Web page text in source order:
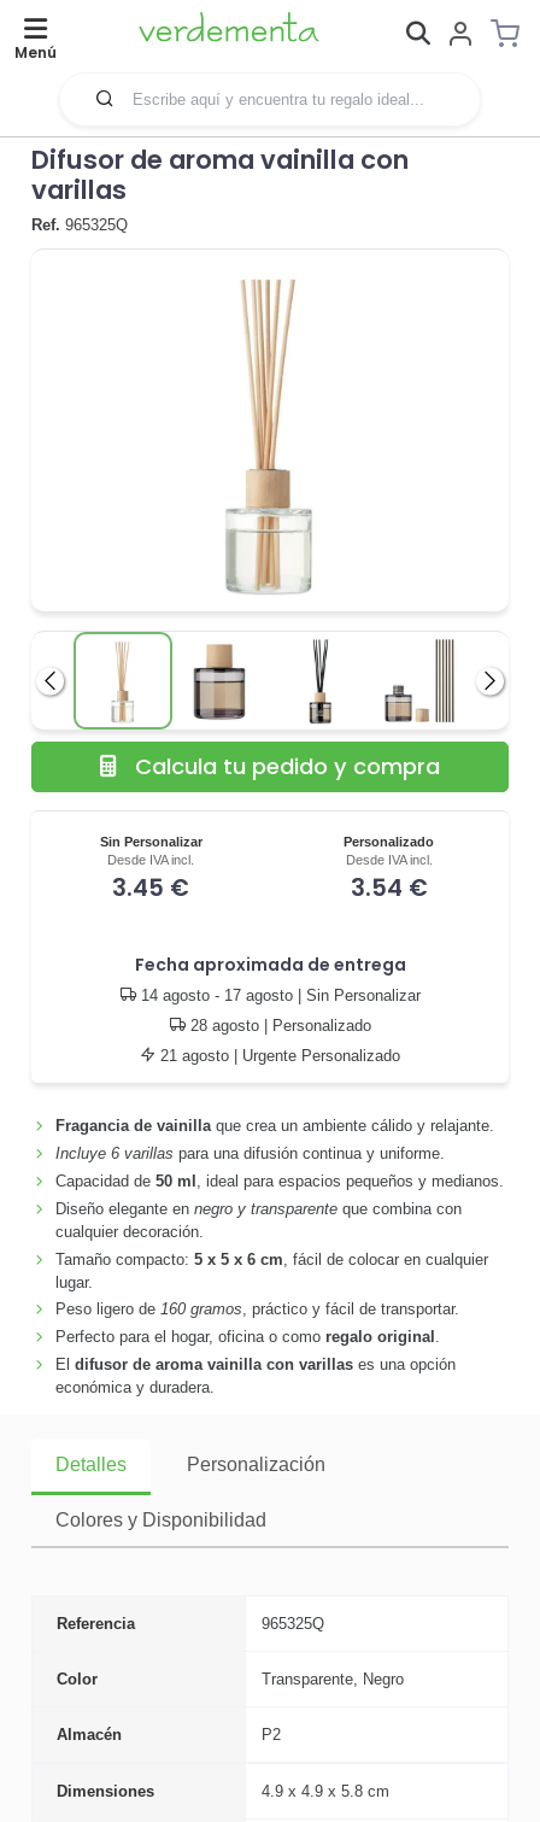
Menú
Difusor de aroma vainilla con
varillas
Ref. 965325Q
Anterior
Sin Personalizar
Desde IVA incl.
3.45 €
Personalizado
Desde IVA incl.
3.54 €
Fecha aproximada de entrega
14 agosto - 17 agosto| Sin Personalizar
28 agosto| Personalizado
21 agosto | Urgente Personalizado
Calcula tu pedido y compra
Fragancia de vainillaque crea un ambiente cálido y relajante.
Incluye 6 varillas para una difusión continua y uniforme.
Capacidad de 50 ml
, ideal para espacios pequeños y medianos.
Diseño elegante en negro y transparenteque combina con
cualquier decoración.
Tamaño compacto: 5 x 5 x 6 cm , fácil de colocar en cualquier
lugar.
Peso ligero de 160 gramos, práctico y fácil de transportar.
Perfecto para el hogar, oficina o como regalo original .
El difusor de aroma vainilla con varillases una opción
económica y duradera.
Detalles Personalización
Colores y Disponibilidad
Referencia 965325Q
Color Transparente, Negro
Almacén P2
Dimensiones 4.9 x 4.9 x 5.8 cm